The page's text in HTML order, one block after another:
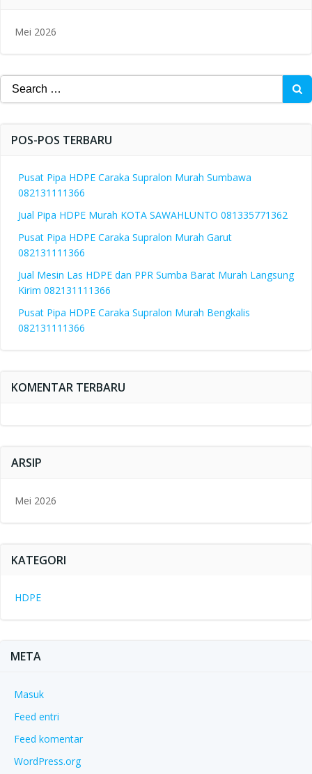
Mei 2026
Search
for:
POS-POS TERBARU
Pusat Pipa HDPE Caraka Supralon Murah Sumbawa
082131111366
Jual Pipa HDPE Murah KOTA SAWAHLUNTO 081335771362
Pusat Pipa HDPE Caraka Supralon Murah Garut
082131111366
Jual Mesin Las HDPE dan PPR Sumba Barat Murah Langsung
Kirim 082131111366
Pusat Pipa HDPE Caraka Supralon Murah Bengkalis
082131111366
KOMENTAR TERBARU
ARSIP
Mei 2026
KATEGORI
HDPE
META
Masuk
Feed entri
Feed komentar
WordPress.org